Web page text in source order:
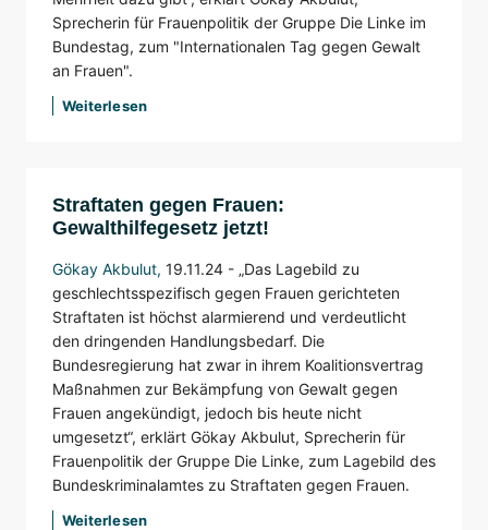
Sprecherin für Frauenpolitik der Gruppe Die Linke im
Bundestag, zum "Internationalen Tag gegen Gewalt
an Frauen".
Weiterlesen
Straftaten gegen Frauen:
Gewalthilfegesetz jetzt!
Gökay Akbulut, 19.11.24 - „Das Lagebild zu
geschlechtsspezifisch gegen Frauen gerichteten
Straftaten ist höchst alarmierend und verdeutlicht
den dringenden Handlungsbedarf. Die
Bundesregierung hat zwar in ihrem Koalitionsvertrag
Maßnahmen zur Bekämpfung von Gewalt gegen
Frauen angekündigt, jedoch bis heute nicht
umgesetzt“, erklärt Gökay Akbulut, Sprecherin für
Frauenpolitik der Gruppe Die Linke, zum Lagebild des
Bundeskriminalamtes zu Straftaten gegen Frauen.
Weiterlesen